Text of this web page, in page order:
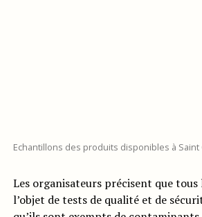
Echantillons des produits disponibles à Saint
Les organisateurs précisent que
l’objet de tests de qualité et de